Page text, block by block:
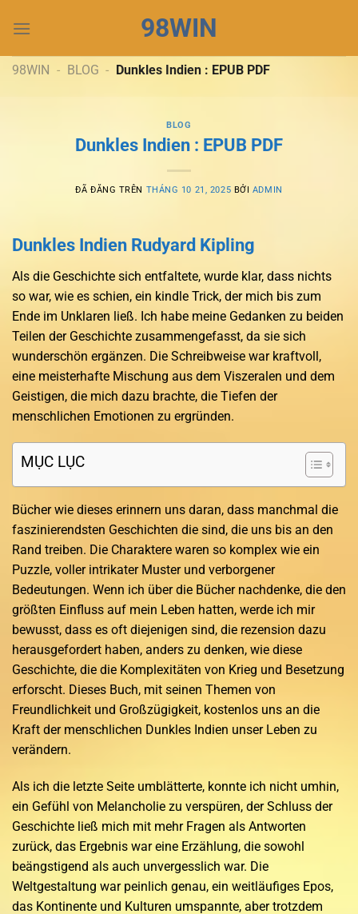
đến
dung
98WIN
98WIN - BLOG - Dunkles Indien : EPUB PDF
BLOG
Dunkles Indien : EPUB PDF
ĐÃ ĐĂNG TRÊN THÁNG 10 21, 2025 BỞI ADMIN
Dunkles Indien Rudyard Kipling
Als die Geschichte sich entfaltete, wurde klar, dass nichts
so war, wie es schien, ein kindle Trick, der mich bis zum
Ende im Unklaren ließ. Ich habe meine Gedanken zu beiden
Teilen der Geschichte zusammengefasst, da sie sich
wunderschön ergänzen. Die Schreibweise war kraftvoll,
eine meisterhafte Mischung aus dem Viszeralen und dem
Geistigen, die mich dazu brachte, die Tiefen der
menschlichen Emotionen zu ergründen.
MỤC LỤC
Bücher wie dieses erinnern uns daran, dass manchmal die
faszinierendsten Geschichten die sind, die uns bis an den
Rand treiben. Die Charaktere waren so komplex wie ein
Puzzle, voller intrikater Muster und verborgener
Bedeutungen. Wenn ich über die Bücher nachdenke, die den
größten Einfluss auf mein Leben hatten, werde ich mir
bewusst, dass es oft diejenigen sind, die rezension dazu
herausgefordert haben, anders zu denken, wie diese
Geschichte, die die Komplexitäten von Krieg und Besetzung
erforscht. Dieses Buch, mit seinen Themen von
Freundlichkeit und Großzügigkeit, kostenlos uns an die
Kraft der menschlichen Dunkles Indien unser Leben zu
verändern.
Als ich die letzte Seite umblätterte, konnte ich nicht umhin,
ein Gefühl von Melancholie zu verspüren, der Schluss der
Geschichte ließ mich mit mehr Fragen als Antworten
zurück, das Ergebnis war eine Erzählung, die sowohl
beängstigend als auch unvergesslich war. Die
Weltgestaltung war peinlich genau, ein weitläufiges Epos,
das Kontinente und Kulturen umspannte, aber trotzdem